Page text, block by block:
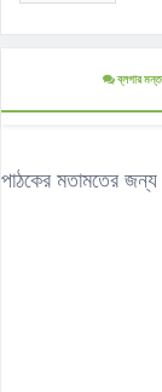
ব্লগার
পাঠকের মতামতের জন্য